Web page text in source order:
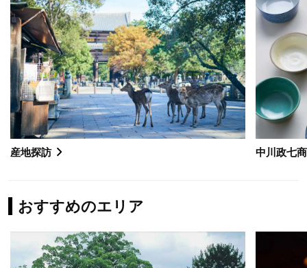
産地探訪 中川政七
おすすめのエリア